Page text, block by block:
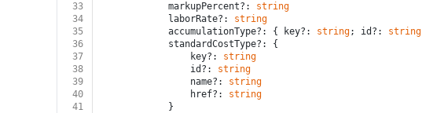
33
			markupPercent?:
string
34
			laborRate?:
string
35
			accumulationType?: { key?:
string; id?: string
36
			standardCostType?: {
37
				key?:
string
38
				id?:
string
39
				name?:
string
40
				href?:
string
41
			}